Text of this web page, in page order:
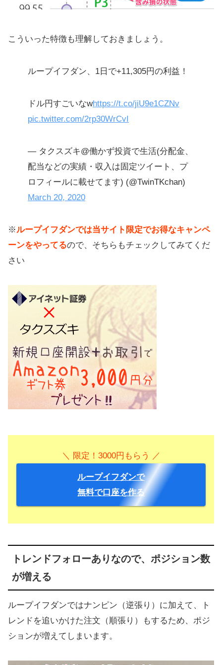
こういった特徴も理解しておきましょう。
ループイフダン、1日で+11,305円の利益！
ドル円すごいなwhttps://t.co/jiU9e1CZNv
pic.twitter.com/2rp30WrCvI
— タクスズキ@働かず投資で生活(分配金、
配当などの実績・収入は固定ツイート、プ
ロフィールに載せてます) (@TwinTKchan)
March 20, 2020
※ループイフダンでは当サイト限定でお得なキャンペ
ーンをやってるので、そちらもチェックしてみてくだ
さい
＼ 限定！3000円もらう ／
ループイフダンで
無料で口座を作る
トレンドフォローありなので、ポジション数
が増える
ループイフダンではナンピン（逆張り）に加えて、ト
レンドを追いかけた注文（順張り）もするため、ポジ
ションが増えてしまいます。